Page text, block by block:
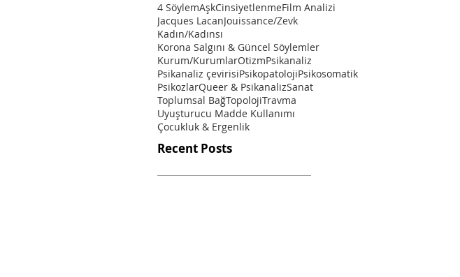
4 SöylemAşkCinsiyetlenmeFilm Analizi
Jacques LacanJouissance/Zevk
Kadın/Kadınsı
Korona Salgını & Güncel Söylemler
Kurum/KurumlarOtizmPsikanaliz
Psikanaliz çevirisiPsikopatolojiPsikosomatik
PsikozlarQueer & PsikanalizSanat
Toplumsal BağTopolojiTravma
Uyuşturucu Madde Kullanımı
Çocukluk & Ergenlik
Recent Posts